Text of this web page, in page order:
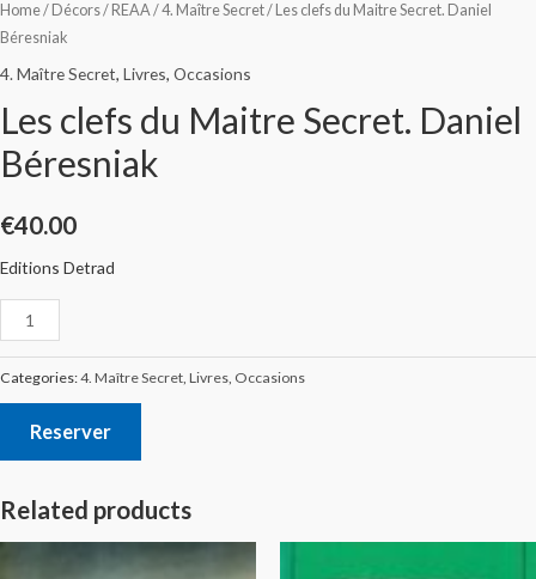
Home/ Décors/ REAA /4. Maître Secret/ Les clefs du Maitre Secret. Daniel
Béresniak
4. Maître Secret, Livres, Occasions
Les clefs du Maitre Secret. Daniel
Béresniak
€40.00
Editions Detrad
Categories:4. Maître Secret, Livres, Occasions
Reserver
Related products